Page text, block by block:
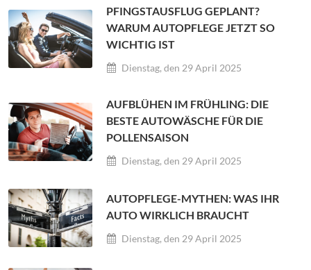
PFINGSTAUSFLUG GEPLANT?
WARUM AUTOPFLEGE JETZT SO
WICHTIG IST
Dienstag, den 29 April 2025
AUFBLÜHEN IM FRÜHLING: DIE
BESTE AUTOWÄSCHE FÜR DIE
POLLENSAISON
Dienstag, den 29 April 2025
AUTOPFLEGE-MYTHEN: WAS IHR
AUTO WIRKLICH BRAUCHT
Dienstag, den 29 April 2025